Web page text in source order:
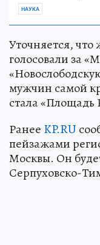
НАУКА
Уточняется,
голосовали за
мужчин самой
стала «Площадь
Ранее KP.RU
пейзажами
Москвы. Он
Серпуховско-